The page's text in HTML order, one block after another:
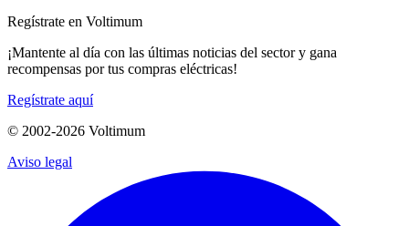
Regístrate en Voltimum
¡Mantente al día con las últimas noticias del sector y gana
recompensas por tus compras eléctricas!
Regístrate aquí
© 2002-2026 Voltimum
Aviso legal